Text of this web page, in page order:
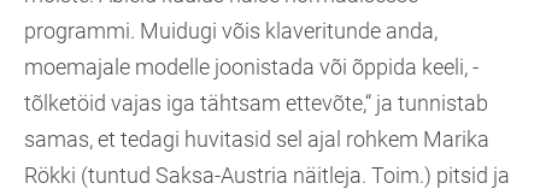
programmi. Muidugi võis klaveritunde anda,
moemajale modelle joonistada või õppida keeli, -
tõlketöid vajas iga tähtsam ettevõte,“ ja tunnistab
samas, et tedagi huvitasid sel ajal rohkem Marika
Rökki (tuntud Saksa-Austria näitleja. Toim.) pitsid ja